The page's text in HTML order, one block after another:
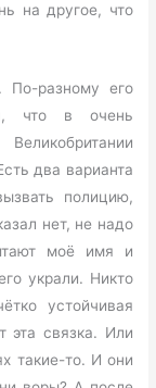
на другое, что
По-разному его
что в очень
два варианта
полицию,
нет, не надо
моё имя и
украли. Никто
устойчивая
эта связка. Или
такие-то. И они